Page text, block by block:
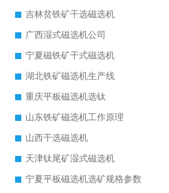
吉林贫铁矿干选磁选机
广西湿式磁选机公司
宁夏磁铁矿干式磁选机
湖北铁矿磁选机生产线
重庆平板磁选机选钛
山东铁矿磁选机工作原理
山西干选磁选机
天津钛尾矿湿式磁选机
宁夏平板磁选机选矿规格参数